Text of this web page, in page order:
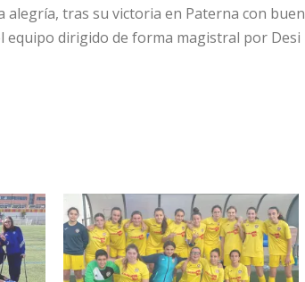
tras su victoria en Paterna con buen
equipo dirigido de forma magistral por Desi